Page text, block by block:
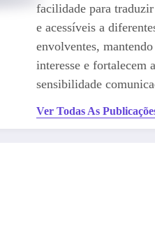
facilidade para
e acessíveis a
envolventes,
interesse e fortalecem
sensibilidade
Ver Todas As